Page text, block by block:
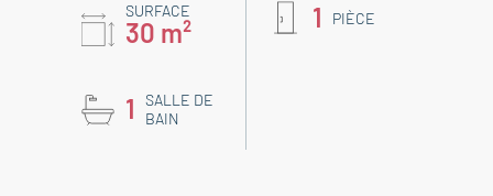
SURFACE
30 m² 1 PIÈCE
1
SALLE DE
BAIN